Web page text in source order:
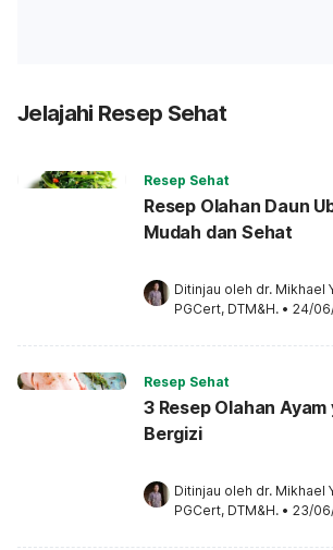
Jelajahi Resep Sehat
Resep Sehat
Resep Olahan Daun
Mudah dan Sehat
Ditinjau oleh dr. Mikhael
PGCert, DTM&H. • 24/
Resep Sehat
3 Resep Olahan
Bergizi
Ditinjau oleh dr. Mikhael
PGCert, DTM&H. • 23/